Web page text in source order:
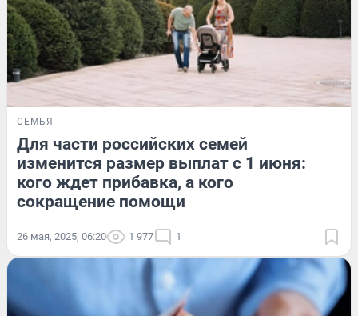
СЕМЬЯ
Для части российских семей
изменится размер выплат с 1 июня:
кого ждет прибавка, а кого
сокращение помощи
26 мая, 2025, 06:20 1 977 1